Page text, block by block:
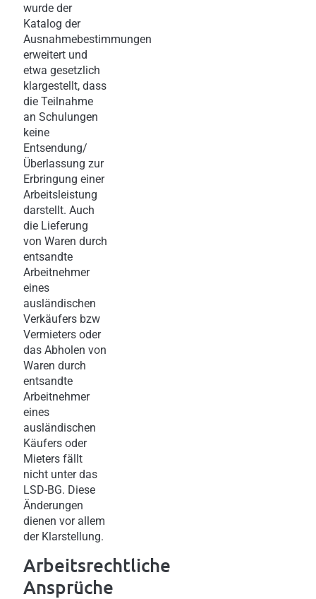
wurde der
Katalog der
Ausnahmebestimmungen
erweitert und
etwa gesetzlich
klargestellt, dass
die Teilnahme
an Schulungen
keine
Entsendung/
Überlassung zur
Erbringung einer
Arbeitsleistung
darstellt. Auch
die Lieferung
von Waren durch
entsandte
Arbeitnehmer
eines
ausländischen
Verkäufers bzw
Vermieters oder
das Abholen von
Waren durch
entsandte
Arbeitnehmer
eines
ausländischen
Käufers oder
Mieters fällt
nicht unter das
LSD-BG. Diese
Änderungen
dienen vor allem
der Klarstellung.
Arbeitsrechtliche
Ansprüche